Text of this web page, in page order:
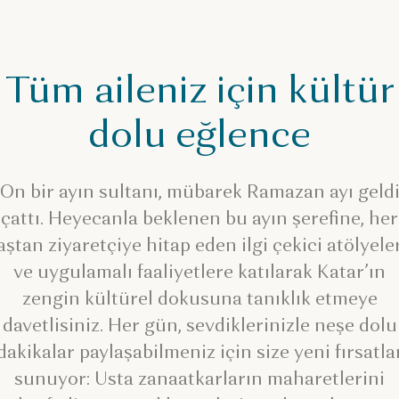
Tüm aileniz için kültür
dolu eğlence
On bir ayın sultanı, mübarek Ramazan ayı geldi
çattı. Heyecanla beklenen bu ayın şerefine, her
ziyaretçiye hitap eden ilgi çekici
ve uygulamalı faaliyetlere katılarak Katar’ın
zengin kültürel dokusuna tanıklık etmeye
davetlisiniz. Her gün, sevdiklerinizle neşe dolu
paylaşabilmeniz için size yeni
sunuyor: Usta zanaatkarların maharetlerini